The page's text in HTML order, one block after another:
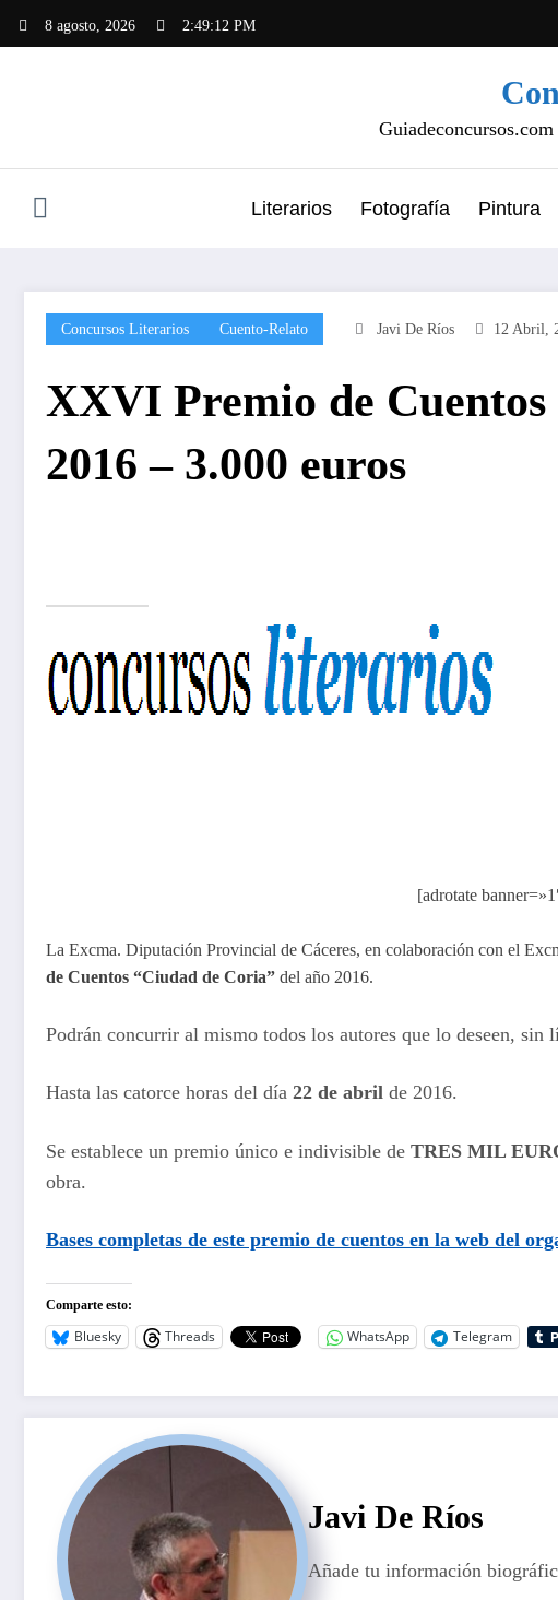
8 agosto, 2026 2:49:12 PM
Literarios Fotografía Pintura
Concursos Literarios Cuento-Relato Javi De Ríos 12 Abril,
XXVI Premio de
2016 – 3.000 euros
[adrotate
La Excma. Diputación Provincial de Cáceres, en colaboración con el
de Cuentos “Ciudad de Coria” del año 2016.
Podrán concurrir al mismo todos los autores que lo deseen, sin
Hasta las catorce horas del día 22 de abril de 2016.
Se establece un premio único e indivisible de TRES MIL
obra.
Bases completas de este premio de cuentos en la web del
Comparte esto:
Bluesky Threads WhatsApp Telegram
Javi De Ríos
Añade tu información